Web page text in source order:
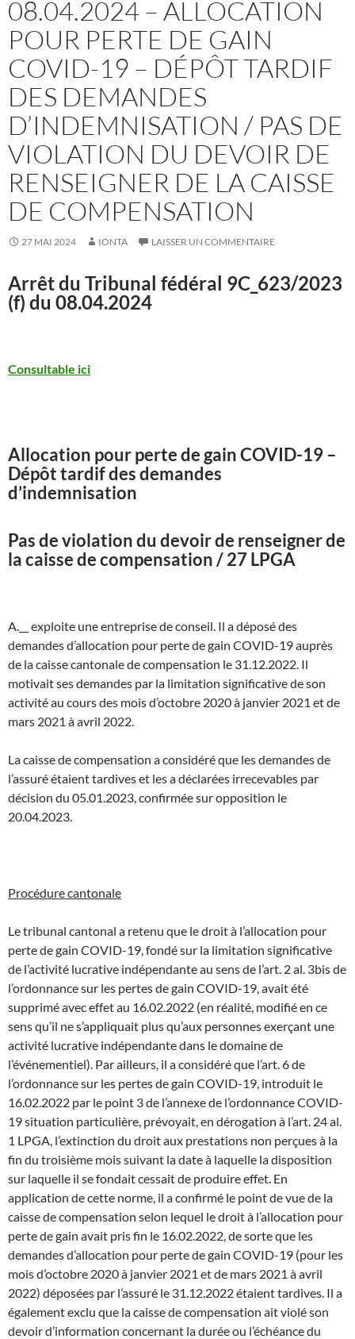
08.04.2024 – ALLOCATION
POUR PERTE DE GAIN
COVID-19 – DÉPÔT TARDIF
DES DEMANDES
D’INDEMNISATION / PAS DE
VIOLATION DU DEVOIR DE
RENSEIGNER DE LA CAISSE
DE COMPENSATION
27 MAI 2024 IONTA LAISSER UN COMMENTAIRE
Arrêt du Tribunal fédéral 9C_623/2023
(f) du 08.04.2024
Consultable ici
Allocation pour perte de gain COVID-19 –
Dépôt tardif des demandes
d’indemnisation
Pas de violation du devoir de renseigner de
la caisse de compensation / 27 LPGA
A.__ exploite une entreprise de conseil. Il a déposé des
demandes d’allocation pour perte de gain COVID-19 auprès
de la caisse cantonale de compensation le 31.12.2022. Il
motivait ses demandes par la limitation significative de son
activité au cours des mois d’octobre 2020 à janvier 2021 et de
mars 2021 à avril 2022.
La caisse de compensation a considéré que les demandes de
l’assuré étaient tardives et les a déclarées irrecevables par
décision du 05.01.2023, confirmée sur opposition le
20.04.2023.
Procédure cantonale
Le tribunal cantonal a retenu que le droit à l’allocation pour
perte de gain COVID-19, fondé sur la limitation significative
de l’activité lucrative indépendante au sens de l’art. 2 al. 3bis de
l’ordonnance sur les pertes de gain COVID-19, avait été
supprimé avec effet au 16.02.2022 (en réalité, modifié en ce
sens qu’il ne s’appliquait plus qu’aux personnes exerçant une
activité lucrative indépendante dans le domaine de
l’événementiel). Par ailleurs, il a considéré que l’art. 6 de
l’ordonnance sur les pertes de gain COVID-19, introduit le
16.02.2022 par le point 3 de l’annexe de l’ordonnance COVID-
19 situation particulière, prévoyait, en dérogation à l’art. 24 al.
1 LPGA, l’extinction du droit aux prestations non perçues à la
fin du troisième mois suivant la date à laquelle la disposition
sur laquelle il se fondait cessait de produire effet. En
application de cette norme, il a confirmé le point de vue de la
caisse de compensation selon lequel le droit à l’allocation pour
perte de gain avait pris fin le 16.02.2022, de sorte que les
demandes d’allocation pour perte de gain COVID-19 (pour les
mois d’octobre 2020 à janvier 2021 et de mars 2021 à avril
2022) déposées par l’assuré le 31.12.2022 étaient tardives. Il a
également exclu que la caisse de compensation ait violé son
devoir d’information concernant la durée ou l’échéance du